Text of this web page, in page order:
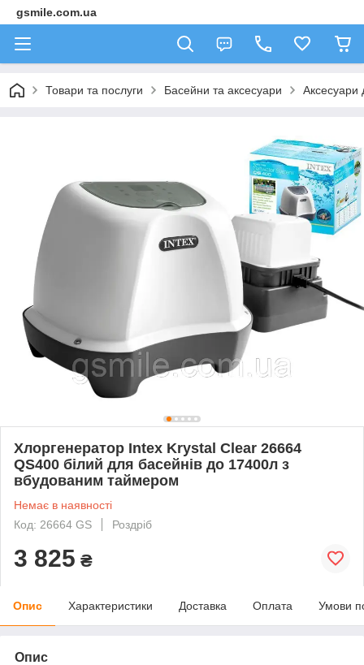
gsmile.com.ua
Товари та послуги Басейни та аксесуари Аксесуари
Хлоргенератор Intex Krystal Clear 26664
QS400 білий для басейнів до 17400л з
вбудованим таймером
Немає в наявності
Код: 26664 GS
Роздріб
3 825 ₴
Опис Характеристики Доставка Оплата Умови
Опис